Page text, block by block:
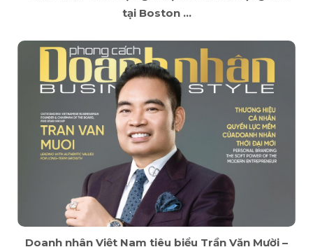
tại Boston ...
Doanh nhân Việt Nam tiêu biểu Trần Văn Mười –